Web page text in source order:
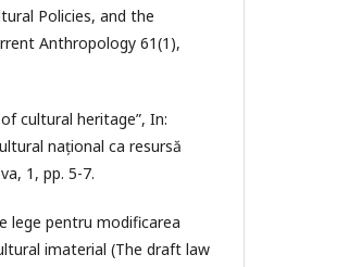
Policies, and the
Anthropology 61(1),
cultural heritage”, In:
național ca resursă
1, pp. 5-7.
lege pentru modificarea
imaterial (The draft law